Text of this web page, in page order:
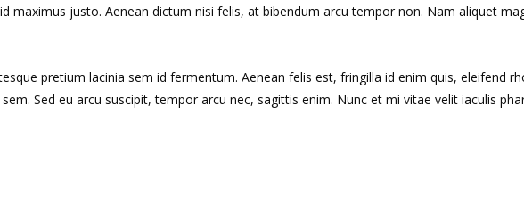
maximus justo. Aenean dictum nisi felis, at bibendum arcu tempor non. Nam aliquet
pretium lacinia sem id fermentum. Aenean felis est, fringilla id enim quis, eleifend
Sed eu arcu suscipit, tempor arcu nec, sagittis enim. Nunc et mi vitae velit iaculis